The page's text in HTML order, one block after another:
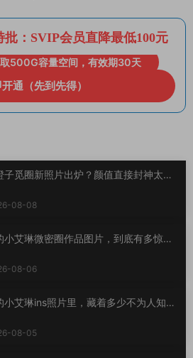
：SVIP会员直降最低100元
500G容量空间，有效期30天
通（先到先得）
子觅圈新照片出炉？颜值直接封神太惊
08-08
小艾琳微密圈作品图片，到底有多惊
08-06
小艾琳ins照片里，藏着多少不为人知的
08-05